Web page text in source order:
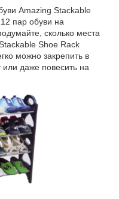
Amazing Stackable
пар обуви на
сколько места
Shoe Rack
можно закрепить в
даже повесить на